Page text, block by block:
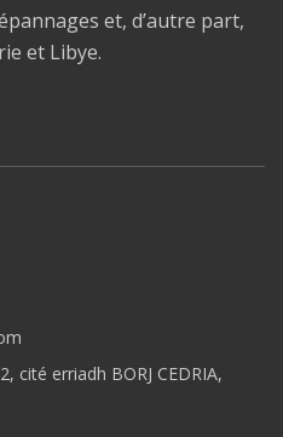
et, d’autre part,
et Libye.
cité erriadh BORJ CEDRIA,